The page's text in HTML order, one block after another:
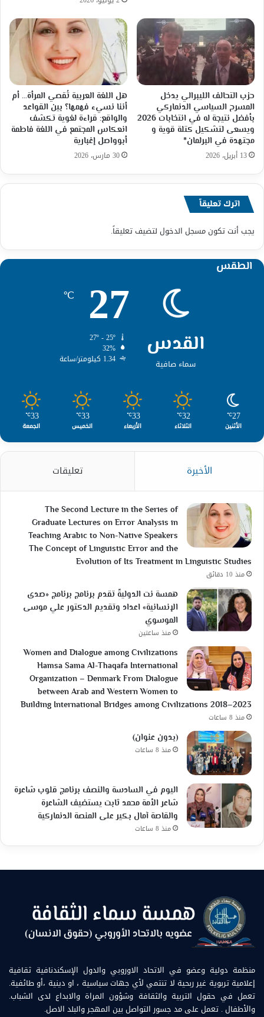
حزب التحالف الليبرالي يدخل
المسرح السياسي الدنماركي
بأفضل نتيجة له في انتخابات 2026
ويسعى لتشكيل كتلة قوية و
مجتهدة في البرلمان*
13 أبريل، 2026
هل اللغة العربية تُقصي المرأة… أم
أننا نسيء فهمها؟ بين القواعد
والواقع: قراءة لغوية تكشف
انعكاس المجتمع في اللغة فاطمة
أبوواصل إغبارية
30 مارس، 2026
اترك تعليقاً
يجب أنت تكونمسجل الدخول لتضيف تعليقاً.
الطقس
القدس
سماء صافية
27
℃
32%
1.34 كيلومتر/ساعة
27
℃
الأثنين
32
℃
الثلاثاء
33
℃
الأربعاء
33
℃
الخميس
33
℃
الجمعة
الأخيرة تعليقات
The Second Lecture in the Series of
Graduate Lectures on Error Analysis in
Teaching Arabic to Non-Native Speakers
The Concept of Linguistic Error and the
Evolution of Its Treatment in Linguistic Studies
منذ 10 دقائق
همسة نت الدوليةً تقدم برنامج برنامج «صدى
الإنسانية» اعداد وتقديم الدكتور علي موسى
الموسوي
منذ ساعتين
Women and Dialogue among Civilizations
Hamsa Sama Al-Thaqafa International
Organization – Denmark From Dialogue
between Arab and Western Women to
Building International Bridges among Civilizations 2018–2023
منذ 8 ساعات
(بدون عنوان)
منذ 8 ساعات
اليوم في السادسة والنصف برنامج قلوب شاعرة
شاعر الأمة محمد ثابت يستضيف الشاعرة
والقاصة آمال بكير على المنصة الدنماركية
منذ 8 ساعات
منظمة دولية وعضو في الاتحاد الاوروبي والدول الإسكندنافية ثقافية
إعلامية تربوية غير ربحية لا تنتمي لأي جهات سياسية ، او دينية ،أو طائفية.
تعمل في حقول التربية والثقافة وشؤون المراة والابداع لدى الشباب.
والأطفال . تعمل على مد جسور التواصل بين المهجر والبلد الاصل.